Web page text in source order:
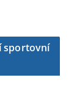
sportovní